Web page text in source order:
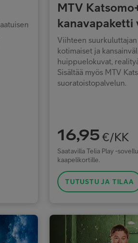
MTV
kanavapaketti
Viihteen
kotimaiset ja
huippuelokuvat,
Sisältää myös MTV
suoratoistopalvelun.
16,95€/KK
Saatavilla Telia Play -
kaapelikortille.
TUTUSTU JA TILAA